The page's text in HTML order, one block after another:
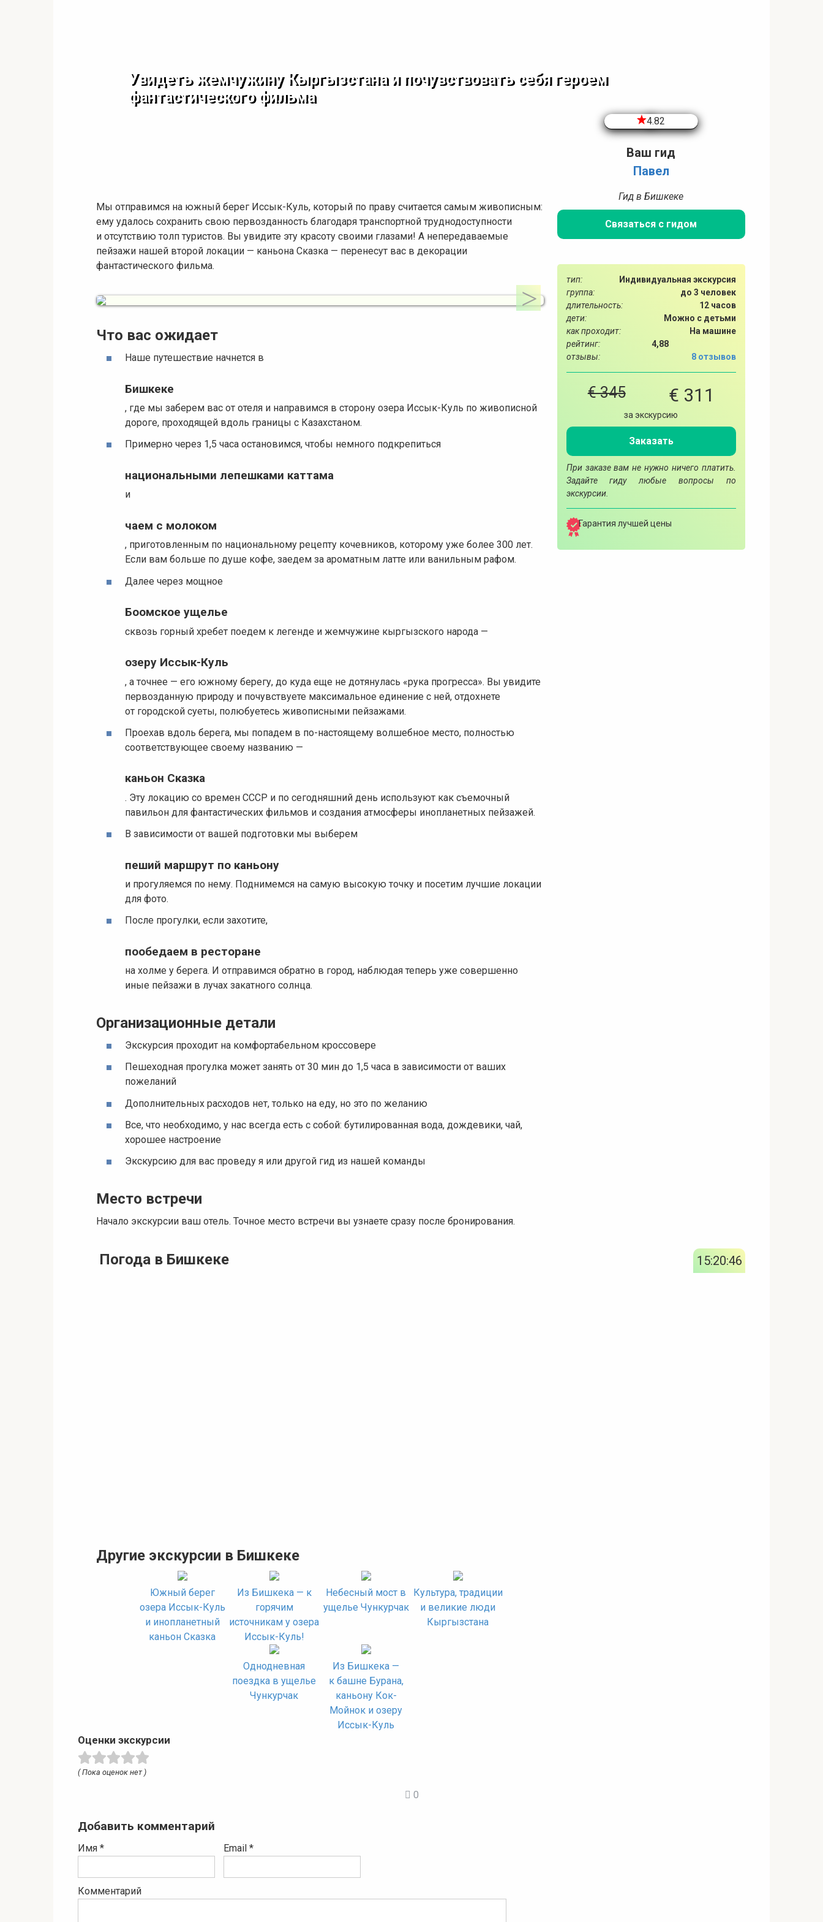
Увидеть жемчужину Кыргызстана и почувствовать себя героем
фантастического фильма
4.82
Ваш гид
Павел
Гид в Бишкеке
Связаться с гидом
тип:
Индивидуальная экскурсия
группа:
до 3 человек
длительность:
12 часов
дети:
Можно с детьми
как проходит:
На машине
рейтинг:
4,88
отзывы:
8 отзывов
€ 345 € 311
за экскурсию
Заказать
При заказе вам не нужно ничего платить.
Задайте гиду любые вопросы по
экскурсии.
Гарантия лучшей цены
Мы отправимся на южный берег Иссык-Куль, который по праву считается самым живописным:
ему удалось сохранить свою первозданность благодаря транспортной труднодоступности
и отсутствию толп туристов. Вы увидите эту красоту своими глазами! А непередаваемые
пейзажи нашей второй локации — каньона Сказка — перенесут вас в декорации
фантастического фильма.
Что вас ожидает
Наше путешествие начнется в
Бишкеке
, где мы заберем вас от отеля и направимся в сторону озера Иссык-Куль по живописной
дороге, проходящей вдоль границы с Казахстаном.
Примерно через 1,5 часа остановимся, чтобы немного подкрепиться
национальными лепешками каттама
и
чаем с молоком
, приготовленным по национальному рецепту кочевников, которому уже более 300 лет.
Если вам больше по душе кофе, заедем за ароматным латте или ванильным рафом.
Далее через мощное
Боомское ущелье
сквозь горный хребет поедем к легенде и жемчужине кыргызского народа —
озеру Иссык-Куль
, а точнее — его южному берегу, до куда еще не дотянулась «рука прогресса». Вы увидите
первозданную природу и почувствуете максимальное единение с ней, отдохнете
от городской суеты, полюбуетесь живописными пейзажами.
Проехав вдоль берега, мы попадем в по-настоящему волшебное место, полностью
соответствующее своему названию —
каньон Сказка
. Эту локацию со времен СССР и по сегодняшний день используют как съемочный
павильон для фантастических фильмов и создания атмосферы инопланетных пейзажей.
В зависимости от вашей подготовки мы выберем
пеший маршрут по каньону
и прогуляемся по нему. Поднимемся на самую высокую точку и посетим лучшие локации
для фото.
После прогулки, если захотите,
пообедаем в ресторане
на холме у берега. И отправимся обратно в город, наблюдая теперь уже совершенно
иные пейзажи в лучах закатного солнца.
Организационные детали
Экскурсия проходит на комфортабельном кроссовере
Пешеходная прогулка может занять от 30 мин до 1,5 часа в зависимости от ваших
пожеланий
Дополнительных расходов нет, только на еду, но это по желанию
Все, что необходимо, у нас всегда есть с собой: бутилированная вода, дождевики, чай,
хорошее настроение
Экскурсию для вас проведу я или другой гид из нашей команды
Место встречи
Начало экскурсии ваш отель. Точное место встречи вы узнаете сразу после бронирования.
Погода в Бишкеке 15:20:47
Другие экскурсии в Бишкеке
Южный берег
озера Иссык-Куль
и инопланетный
каньон Сказка
Из Бишкека — к
горячим
источникам у озера
Иссык-Куль!
Небесный мост в
ущелье Чункурчак
Культура, традиции
и великие люди
Кыргызстана
Однодневная
поездка в ущелье
Чункурчак
Из Бишкека —
к башне Бурана,
каньону Кок-
Мойнок и озеру
Иссык-Куль
Оценки экскурсии
( Пока оценок нет )
0
Добавить комментарий
Имя * Email *
Комментарий